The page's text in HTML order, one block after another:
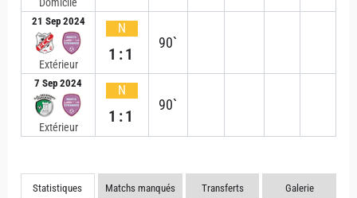
21 Sep 2024
Extérieur
N
1:1
90`
7 Sep 2024
Extérieur
N
1:1
90`
Statistiques Matchs manqués Transferts Galerie